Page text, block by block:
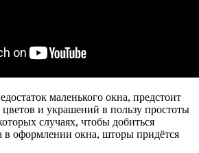
маленького окна, предстоит
цветов и украшений в пользу простоты
случаях, чтобы добиться
в оформлении окна, шторы придётся